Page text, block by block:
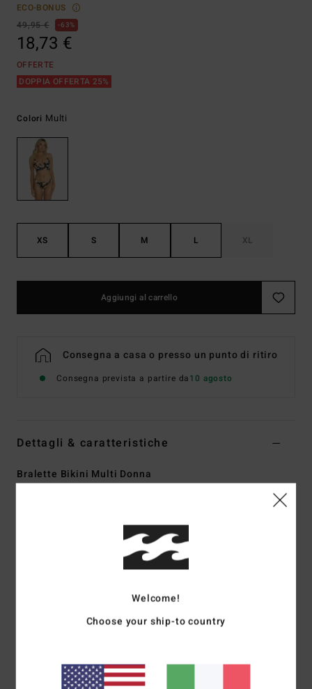
ECO-BONUS
49,95 €
63%
18,73 €
OFFERTE
DOPPIA OFFERTA 25%
Colori Multi
XS S M L XL
Aggiungi al carrello
Consegna a casa o presso un punto di ritiro
Consegna prevista a partire da10 agosto
Dettagli & caratteristiche
Bralette Bikini Multi Donna
camiciola con collo a V
Effetto reversibile
Imbottitura:fissa
Spalline:Spalline regolabili con anello e cursore
Welcome!
Choose your ship-to country